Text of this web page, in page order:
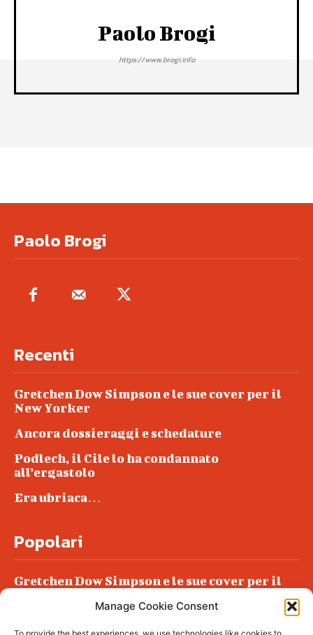
Manage Cookie Consent
Paolo Brogi
https://www.brogi.info
Paolo Brogi
Recenti
Gretchen Dow Simpson e le sue cover per il
New Yorker
Ancora dossieraggi e schedature
Podlech, il Cile lo ha condannato
all’ergastolo
Era ubriaca…
Popolari
Gretchen Dow Simpson e le sue cover per il